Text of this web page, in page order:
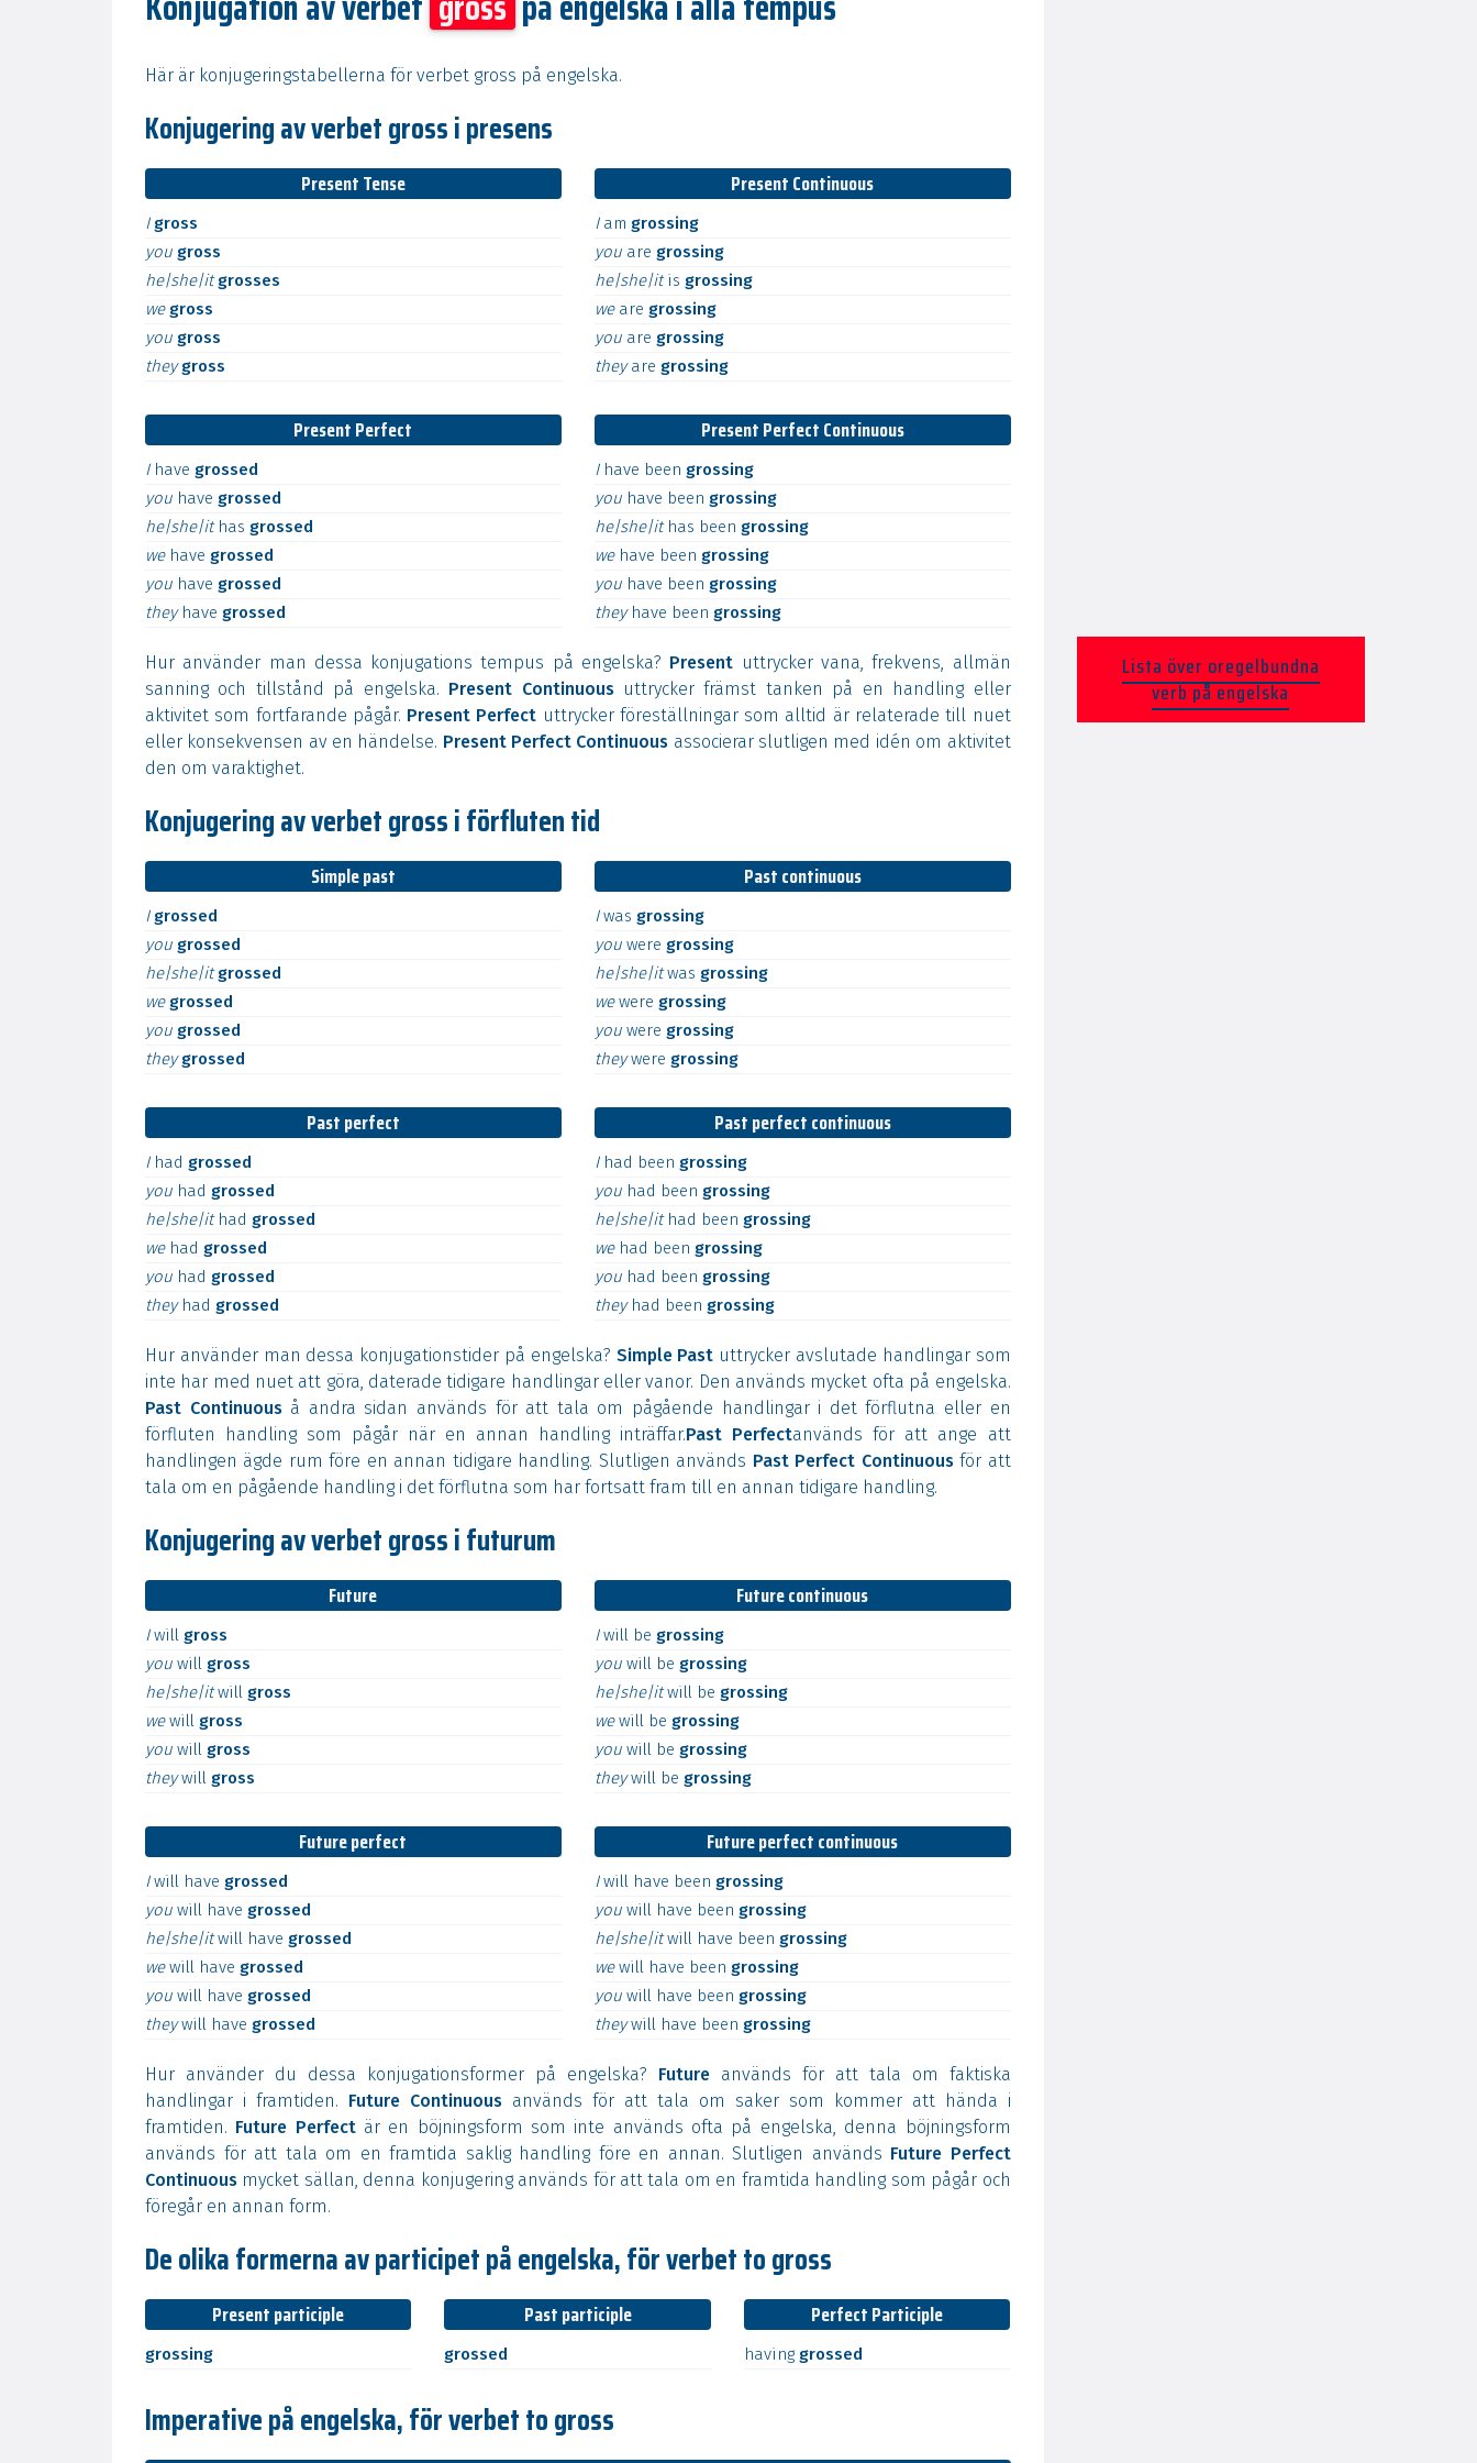
Här är konjugeringstabellerna för verbet gross på engelska.
Konjugering av verbet gross i presens
Present Tense
I gross
you gross
he|she|itgrosses
we gross
you gross
theygross
Present Continuous
I am grossing
you are grossing
he|she|itis grossing
we are grossing
you are grossing
theyare grossing
Present Perfect
I have grossed
you have grossed
he|she|it has grossed
we have grossed
you have grossed
they have grossed
Present Perfect Continuous
I have been grossing
you have been grossing
he|she|it has been grossing
we have been grossing
you have been grossing
they have been grossing
Hur använder man dessa konjugations tempus på engelska? Present uttrycker vana, frekvens, allmän
sanning och tillstånd på engelska. Present Continuousuttrycker främst tanken på en handling eller
aktivitet som fortfarande pågår. Present Perfect uttrycker föreställningar som alltid är relaterade till nuet
eller konsekvensen av en händelse. Present Perfect Continuous associerar slutligen med idén om aktivitet
den om varaktighet.
Konjugering av verbet gross i förfluten tid
Simple past
I grossed
you grossed
he|she|itgrossed
we grossed
you grossed
theygrossed
Past continuous
Iwas grossing
you were grossing
he|she|itwas grossing
wewere grossing
you were grossing
theywere grossing
Past perfect
I had grossed
you had grossed
he|she|it had grossed
we had grossed
you had grossed
they had grossed
Past perfect continuous
I had been grossing
you had been grossing
he|she|it had been grossing
we had been grossing
you had been grossing
they had been grossing
Hur använder man dessa konjugationstider på engelska? Simple Past uttrycker avslutade handlingar som
inte har med nuet att göra, daterade tidigare handlingar eller vanor. Den används mycket ofta på engelska.
Past Continuouså andra sidan används för att tala om pågående handlingar i det förflutna eller en
förfluten handling som pågår när en annan handling inträffar.Past Perfectanvänds för att ange att
handlingen ägde rum före en annan tidigare handling. Slutligen används Past Perfect Continuousför att
tala om en pågående handling i det förflutna som har fortsatt fram till en annan tidigare handling.
Konjugering av verbet gross i futurum
Future
Iwill gross
you will gross
he|she|itwill gross
wewill gross
you will gross
theywill gross
Future continuous
Iwill be grossing
you will be grossing
he|she|itwill be grossing
wewill be grossing
you will be grossing
theywill be grossing
Future perfect
Iwill have grossed
you will have grossed
he|she|itwill have grossed
wewill have grossed
you will have grossed
theywill have grossed
Future perfect continuous
Iwill have been grossing
you will have been grossing
he|she|itwill have been grossing
wewill have been grossing
you will have been grossing
theywill have been grossing
Hur använder du dessa konjugationsformer på engelska? Futureanvänds för att tala om faktiska
handlingar i framtiden. Future Continuousanvänds för att tala om saker som kommer att hända i
framtiden. Future Perfectär en böjningsform som inte används ofta på engelska, denna böjningsform
används för att tala om en framtida saklig handling före en annan. Slutligen används Future Perfect
Continuous mycket sällan, denna konjugering används för att tala om en framtida handling som pågår och
föregår en annan form.
De olika formerna av participet på engelska, för verbet to gross
Present participle
grossing
Past participle
grossed
Perfect Participle
having grossed
Imperative på engelska, för verbet to gross
Lista över oregelbundna
verb på engelska